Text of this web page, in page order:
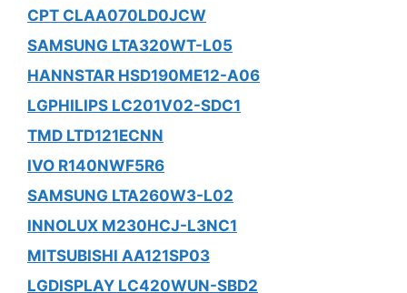
CPT CLAA070LD0JCW
SAMSUNG LTA320WT-L05
HANNSTAR HSD190ME12-A06
LGPHILIPS LC201V02-SDC1
TMD LTD121ECNN
IVO R140NWF5R6
SAMSUNG LTA260W3-L02
INNOLUX M230HCJ-L3NC1
MITSUBISHI AA121SP03
LGDISPLAY LC420WUN-SBD2